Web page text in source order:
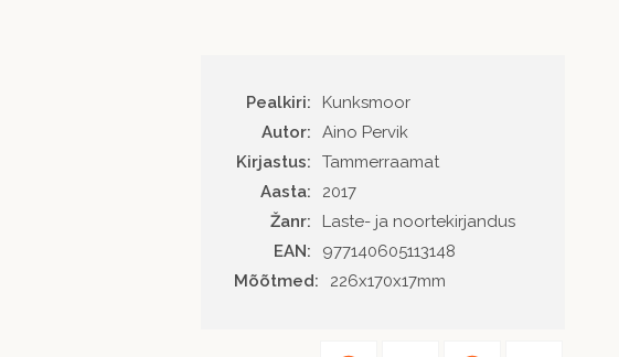
Pealkiri:
Kunksmoor
Autor
Aino Pervik
Kirjastus
Tammerraamat
Aasta
2017
Žanr
Laste- ja noortekirjandus
EAN
977140605113148
Mõõtmed:
226x170x17mm